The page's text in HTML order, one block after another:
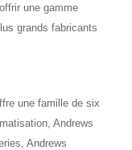
une gamme
grands fabricants
une famille de six
Andrews
Andrews